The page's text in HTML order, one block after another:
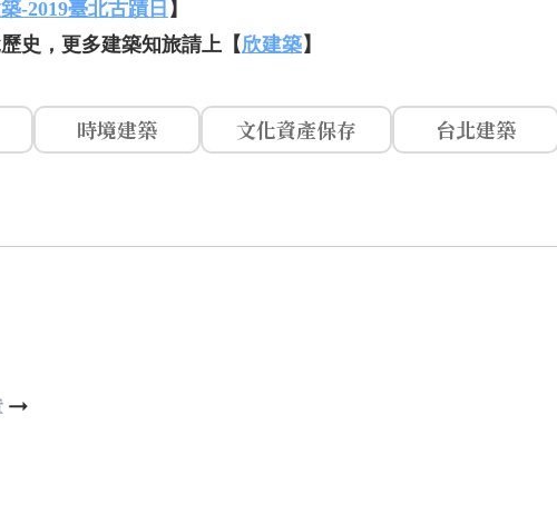
-2019臺北古蹟日 】
史，更多建築知旅請上【欣建築】
時境建築 文化資產保存
台北建築